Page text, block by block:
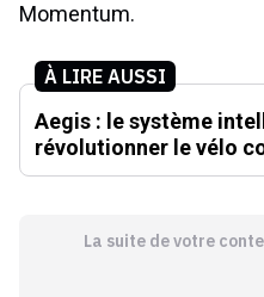
Momentum.
À LIRE AUSSI
Aegis : le système
révolutionner le vélo
La suite de votre